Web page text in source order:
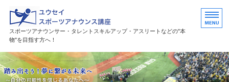
ユウセイスポーツアナウンスス
スポーツアナウンサー・タレントスキルアップ・アスリートなどの"本
物"を目指す方へ！
HOME